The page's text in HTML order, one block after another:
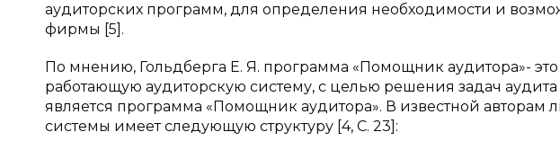
аудиторских программ, для определения необходимости и
фирмы [5].
По мнению, Гольдберга Е. Я. программа «Помощник аудитора»-
работающую аудиторскую систему, с целью решения задач аудита
является программа «Помощник аудитора». В известной авторам
системы имеет следующую структуру [4, C. 23]: